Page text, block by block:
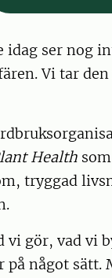
idag ser nog
Vi tar
Health
tryggad
gör, vad vi
något sätt.